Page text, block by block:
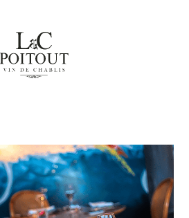
Poitout